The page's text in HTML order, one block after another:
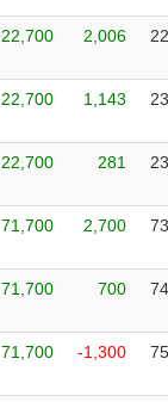
22,700 2,006
22,700 1,143
22,700 281
71,700 2,700
71,700 700
71,700 -1,300